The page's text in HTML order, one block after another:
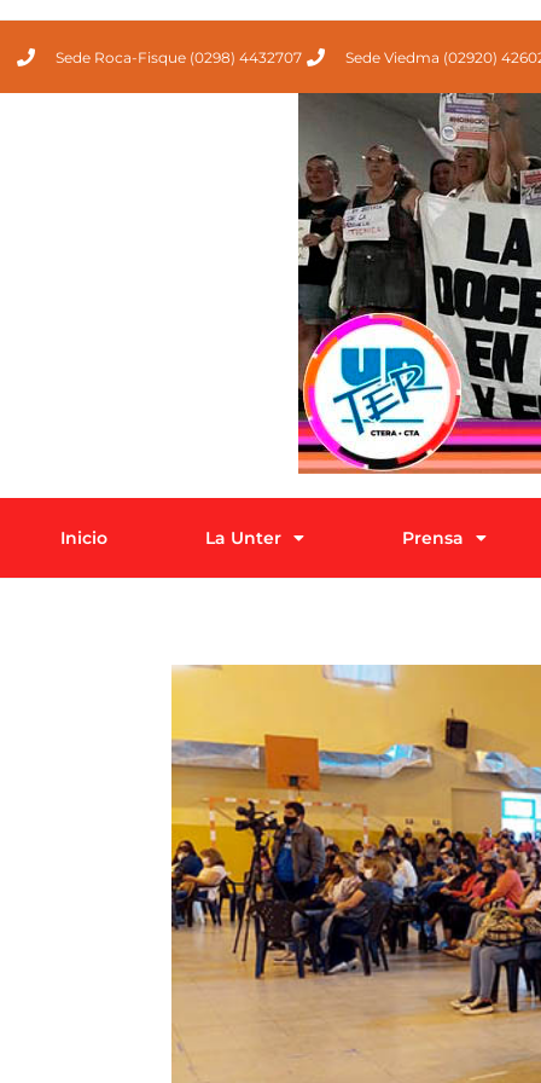
Sede Roca-Fisque (0298) 4432707 Sede Viedma (02920)
Inicio La Unter Prensa